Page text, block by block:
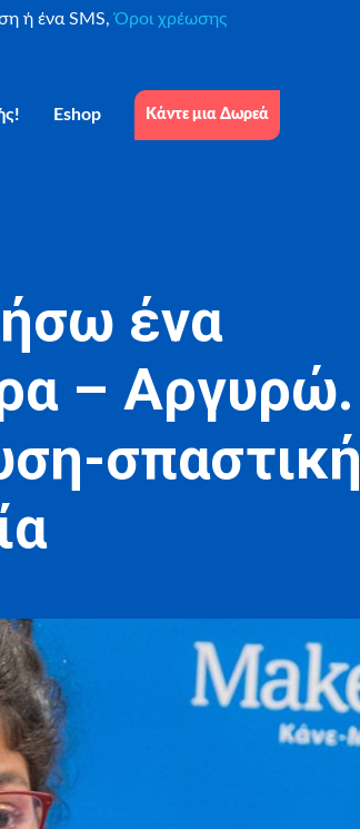
ή ένα SMS,Όροι χρέωσης
Eshop Κάντε μια Δωρεά
ένα
– Αργυρώ.
σπαστική